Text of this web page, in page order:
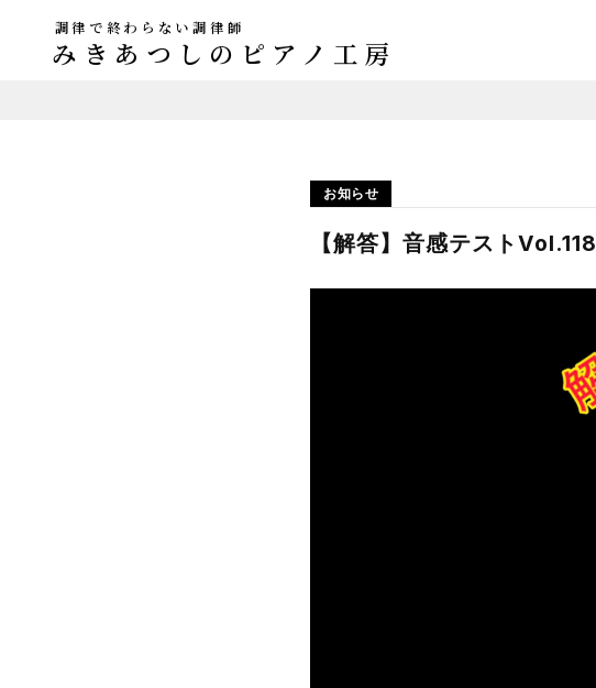
調律で終わらない調律師
みきあつしのピアノ工房
お知らせ
【解答】音感テストVol.118